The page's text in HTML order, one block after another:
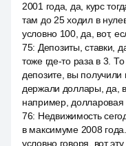
2001 года, да, курс
там до 25 ходил в
условно 100, да, вот,
75: Депозиты, ставки,
тоже где-то раза в 3.
депозите, вы
держали доллары, да,
например, долларовая
76: Недвижимость
в максимуме 2008
условно говоря, вот